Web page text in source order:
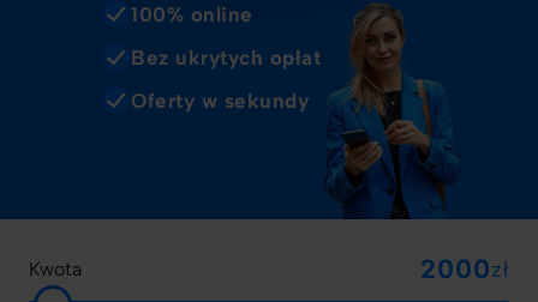
100% online
Bez ukrytych opłat
Oferty w sekundy
Kwota zł